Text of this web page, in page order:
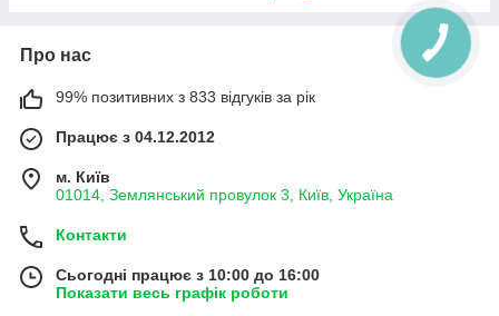
Про нас
99% позитивних з 833 відгуків за рік
Працює з 04.12.2012
м. Київ
01014, Землянський провулок 3, Київ, Україна
Контакти
Сьогодні працює з 10:00 до 16:00
Показати весь графік роботи